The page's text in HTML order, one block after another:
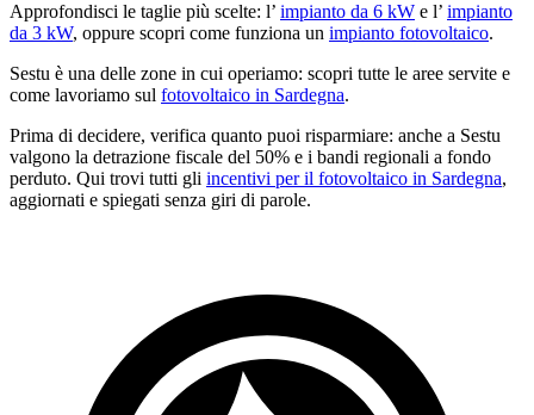
Approfondisci le taglie più scelte: l’ impianto da 6 kW e l’ impianto
da 3 kW, oppure scopri come funziona un impianto fotovoltaico.
Sestu è una delle zone in cui operiamo: scopri tutte le aree servite e
come lavoriamo sul fotovoltaico in Sardegna.
Prima di decidere, verifica quanto puoi risparmiare: anche a Sestu
valgono la detrazione fiscale del 50% e i bandi regionali a fondo
perduto. Qui trovi tutti gli incentivi per il fotovoltaico in Sardegna,
aggiornati e spiegati senza giri di parole.